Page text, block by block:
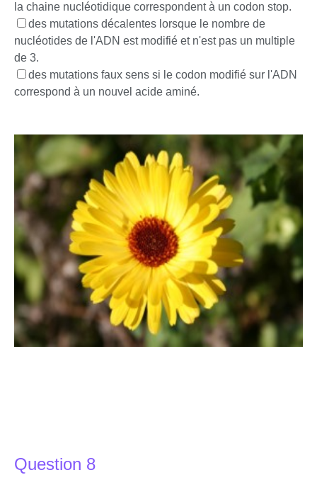
la chaine nucléotidique correspondent à un codon stop.
des mutations décalentes lorsque le nombre de
nucléotides de l'ADN est modifié et n'est pas un multiple
de 3.
des mutations faux sens si le codon modifié sur l'ADN
correspond à un nouvel acide aminé.
Question 8